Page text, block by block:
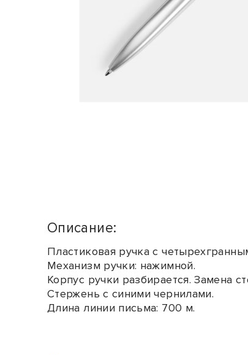
Описание:
Пластиковая ручка с
Механизм ручки: нажимной.
Корпус ручки разбирается. Замена
Стержень с синими чернилами.
Длина линии письма: 700 м.